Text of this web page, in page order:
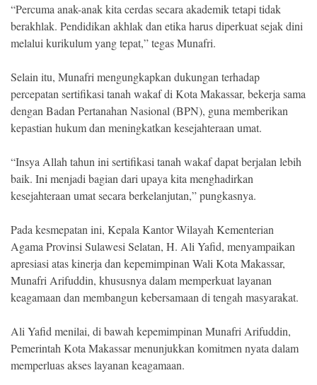
“Percuma anak-anak kita cerdas secara akademik tetapi tidak
berakhlak. Pendidikan akhlak dan etika harus diperkuat sejak dini
melalui kurikulum yang tepat,” tegas Munafri.
Selain itu, Munafri mengungkapkan dukungan terhadap
percepatan sertifikasi tanah wakaf di Kota Makassar, bekerja sama
dengan Badan Pertanahan Nasional (BPN), guna memberikan
kepastian hukum dan meningkatkan kesejahteraan umat.
“Insya Allah tahun ini sertifikasi tanah wakaf dapat berjalan lebih
baik. Ini menjadi bagian dari upaya kita menghadirkan
kesejahteraan umat secara berkelanjutan,” pungkasnya.
Pada kesmepatan ini, Kepala Kantor Wilayah Kementerian
Agama Provinsi Sulawesi Selatan, H. Ali Yafid, menyampaikan
apresiasi atas kinerja dan kepemimpinan Wali Kota Makassar,
Munafri Arifuddin, khususnya dalam memperkuat layanan
keagamaan dan membangun kebersamaan di tengah masyarakat.
Ali Yafid menilai, di bawah kepemimpinan Munafri Arifuddin,
Pemerintah Kota Makassar menunjukkan komitmen nyata dalam
memperluas akses layanan keagamaan.